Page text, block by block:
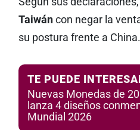
Taiwáncon negar la
su postura frente a China.
TE PUEDE
Nuevas Monedas de
lanza 4 diseños
Mundial 2026